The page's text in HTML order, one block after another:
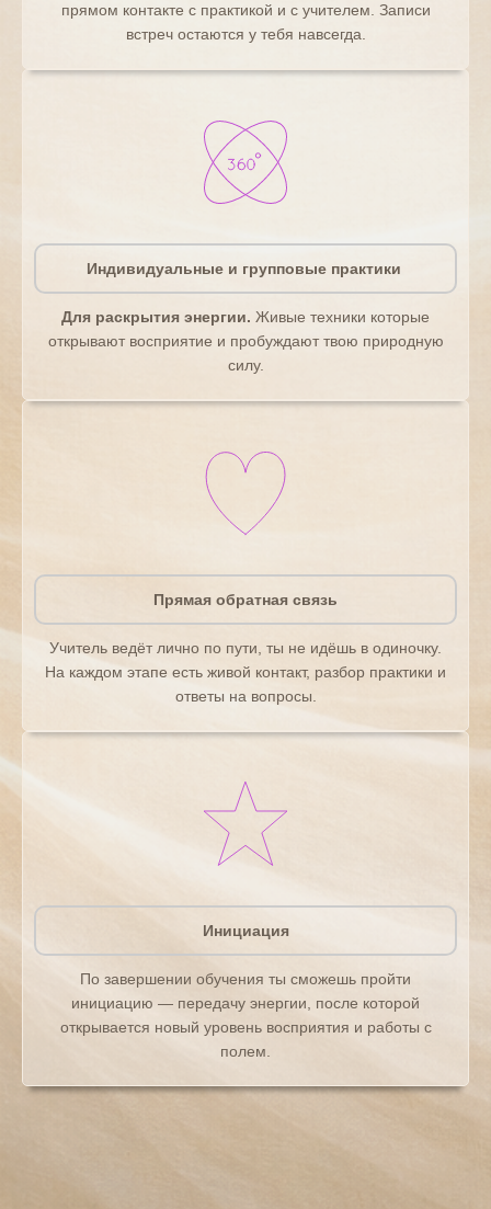
прямом контакте с практикой и с учителем. Записи
встреч остаются у тебя навсегда.
Индивидуальные и групповые практики
Для раскрытия энергии. Живые техники которые
открывают восприятие и пробуждают твою природную
силу.
Прямая обратная связь
Учитель ведёт лично по пути, ты не идёшь в одиночку.
На каждом этапе есть живой контакт, разбор практики и
ответы на вопросы.
Инициация
По завершении обучения ты сможешь пройти
инициацию — передачу энергии, после которой
открывается новый уровень восприятия и работы с
полем.